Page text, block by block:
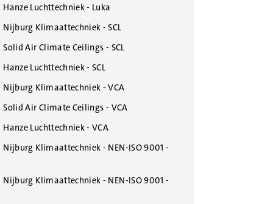
Hanze Luchttechniek - Luka
Nijburg Klimaattechniek - SCL
Solid Air Climate Ceilings - SCL
Hanze Luchttechniek - SCL
Nijburg Klimaattechniek - VCA
Solid Air Climate Ceilings - VCA
Hanze Luchttechniek - VCA
Nijburg Klimaattechniek - NEN-ISO 9001 -
Nijburg Klimaattechniek - NEN-ISO 9001 -